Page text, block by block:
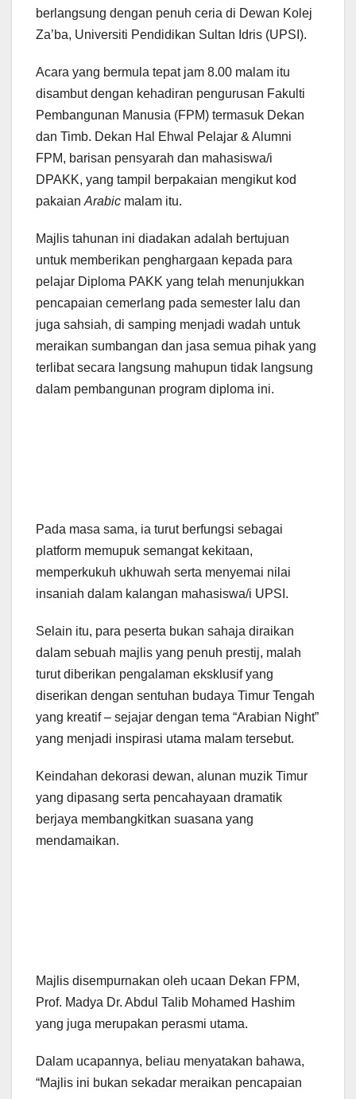
berlangsung dengan penuh ceria di Dewan Kolej
Za’ba, Universiti Pendidikan Sultan Idris (UPSI).
Acara yang bermula tepat jam 8.00 malam itu
disambut dengan kehadiran pengurusan Fakulti
Pembangunan Manusia (FPM) termasuk Dekan
dan Timb. Dekan Hal Ehwal Pelajar & Alumni
FPM, barisan pensyarah dan mahasiswa/i
DPAKK, yang tampil berpakaian mengikut kod
pakaian Arabic malam itu.
Majlis tahunan ini diadakan adalah bertujuan
untuk memberikan penghargaan kepada para
pelajar Diploma PAKK yang telah menunjukkan
pencapaian cemerlang pada semester lalu dan
juga sahsiah, di samping menjadi wadah untuk
meraikan sumbangan dan jasa semua pihak yang
terlibat secara langsung mahupun tidak langsung
dalam pembangunan program diploma ini.
Pada masa sama, ia turut berfungsi sebagai
platform memupuk semangat kekitaan,
memperkukuh ukhuwah serta menyemai nilai
insaniah dalam kalangan mahasiswa/i UPSI.
Selain itu, para peserta bukan sahaja diraikan
dalam sebuah majlis yang penuh prestij, malah
turut diberikan pengalaman eksklusif yang
diserikan dengan sentuhan budaya Timur Tengah
yang kreatif – sejajar dengan tema “Arabian Night”
yang menjadi inspirasi utama malam tersebut.
Keindahan dekorasi dewan, alunan muzik Timur
yang dipasang serta pencahayaan dramatik
berjaya membangkitkan suasana yang
mendamaikan.
Majlis disempurnakan oleh ucaan Dekan FPM,
Prof. Madya Dr. Abdul Talib Mohamed Hashim
yang juga merupakan perasmi utama.
Dalam ucapannya, beliau menyatakan bahawa,
“Majlis ini bukan sekadar meraikan pencapaian